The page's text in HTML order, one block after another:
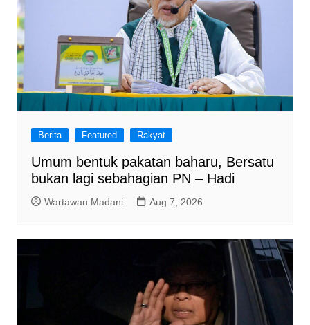
Berita Featured Rakyat
Umum bentuk pakatan baharu, Bersatu
bukan lagi sebahagian PN – Hadi
Wartawan Madani Aug 7, 2026